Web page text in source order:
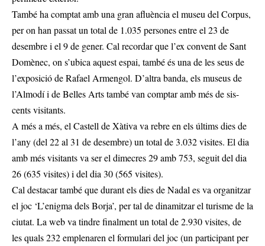
També ha comptat amb una gran afluència el museu del Corpus,
per on han passat un total de 1.035 persones entre el 23 de
desembre i el 9 de gener. Cal recordar que l’ex convent de Sant
Domènec, on s’ubica aquest espai, també és una de les seus de
l’exposició de Rafael Armengol. D’altra banda, els museus de
l’Almodí i de Belles Arts també van comptar amb més de sis-
cents visitants.
A més a més, el Castell de Xàtiva va rebre en els últims dies de
l’any (del 22 al 31 de desembre) un total de 3.032 visites. El dia
amb més visitants va ser el dimecres 29 amb 753, seguit del dia
26 (635 visites) i del dia 30 (565 visites).
Cal destacar també que durant els dies de Nadal es va organitzar
el joc ‘L’enigma dels Borja’, per tal de dinamitzar el turisme de la
ciutat. La web va tindre finalment un total de 2.930 visites, de
les quals 232 emplenaren el formulari del joc (un participant per